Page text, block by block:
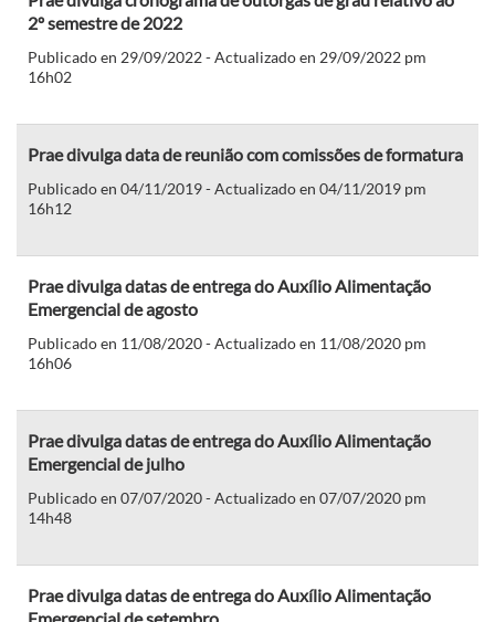
2º semestre de 2022
Publicado en 29/09/2022 - Actualizado en 29/09/2022 pm
16h02
Prae divulga data de reunião com comissões de formatura
Publicado en 04/11/2019 - Actualizado en 04/11/2019 pm
16h12
Prae divulga datas de entrega do Auxílio Alimentação
Emergencial de agosto
Publicado en 11/08/2020 - Actualizado en 11/08/2020 pm
16h06
Prae divulga datas de entrega do Auxílio Alimentação
Emergencial de julho
Publicado en 07/07/2020 - Actualizado en 07/07/2020 pm
14h48
Prae divulga datas de entrega do Auxílio Alimentação
Emergencial de setembro